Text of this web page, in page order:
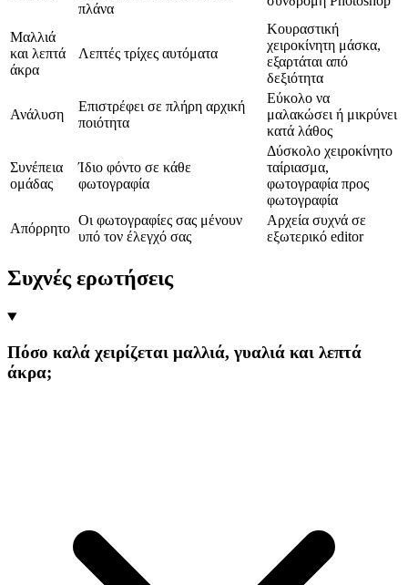
πλάνα
Μαλλιά
και λεπτά
άκρα
Λεπτές τρίχες αυτόματα
Κουραστική
χειροκίνητη μάσκα,
εξαρτάται από
δεξιότητα
Ανάλυση
Επιστρέφει σε πλήρη αρχική
ποιότητα
Εύκολο να
μαλακώσει ή μικρύνει
κατά λάθος
Συνέπεια
ομάδας
Ίδιο φόντο σε κάθε
φωτογραφία
Δύσκολο χειροκίνητο
ταίριασμα,
φωτογραφία προς
φωτογραφία
Απόρρητο
Οι φωτογραφίες σας μένουν
υπό τον έλεγχό σας
Αρχεία συχνά σε
εξωτερικό editor
Συχνές ερωτήσεις
Πόσο καλά χειρίζεται μαλλιά, γυαλιά και λεπτά
άκρα;